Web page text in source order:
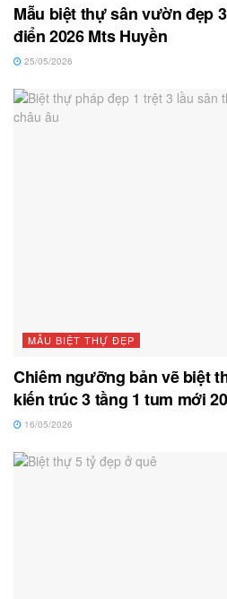
Mẫu biệt thự sân vườn đẹp
điển 2026 Mts Huyền
25/05/2026
MẪU BIỆT THỰ ĐẸP
Chiêm ngưỡng bản vẽ biệt
kiến trúc 3 tầng 1 tum mới
16/05/2026